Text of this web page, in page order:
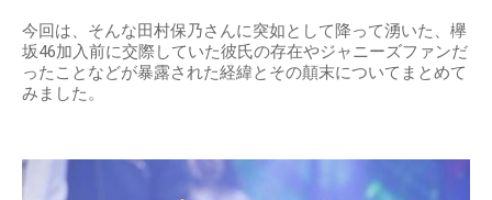
今回は、そんな田村保乃さんに突如として降って湧いた、欅
坂46加入前に交際していた彼氏の存在やジャニーズファンだ
ったことなどが暴露された経緯とその顛末についてまとめて
みました。